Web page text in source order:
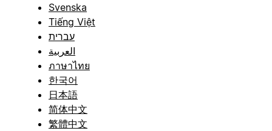
Svenska
Tiếng Việt
עברית
العربية
ภาษาไทย
한국어
日本語
简体中文
繁體中文